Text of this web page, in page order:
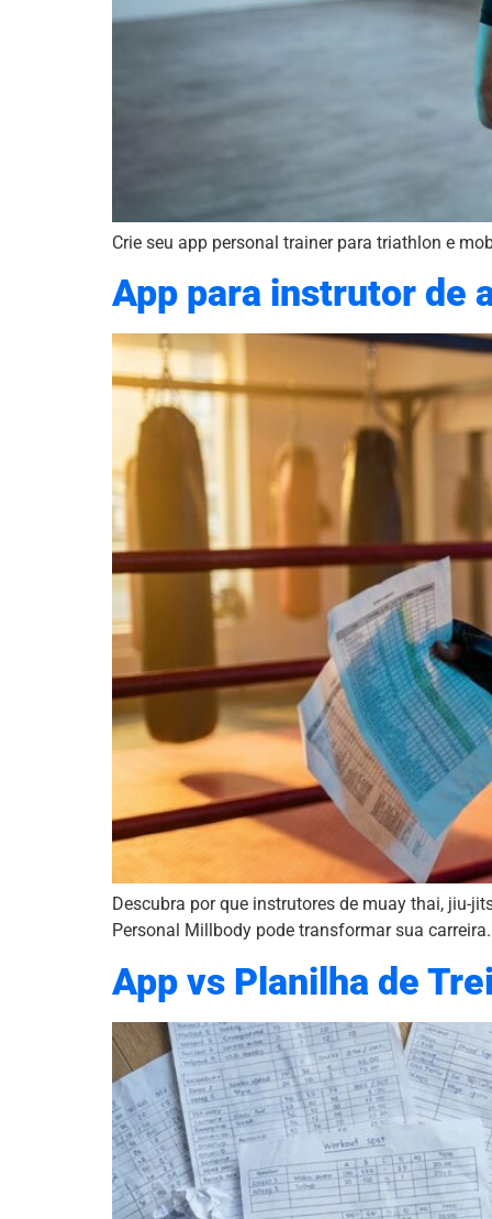
Crie seu app personal trainer para triathlon e
App para instrutor de
Descubra por que instrutores de muay thai, jiu-
Personal Millbody pode transformar sua carreira.
App vs Planilha de